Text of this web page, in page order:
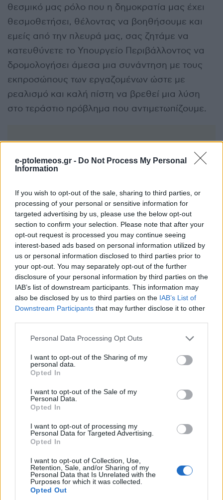
e-ptolemeos.gr - Do Not Process My Personal
Information
If you wish to opt-out of the sale, sharing to third parties, or
processing of your personal or sensitive information for
targeted advertising by us, please use the below opt-out
section to confirm your selection. Please note that after your
opt-out request is processed you may continue seeing
interest-based ads based on personal information utilized by
us or personal information disclosed to third parties prior to
your opt-out. You may separately opt-out of the further
disclosure of your personal information by third parties on the
IAB’s list of downstream participants. This information may
also be disclosed by us to third parties on the IAB’s List of
Downstream Participants that may further disclose it to other
Please note that this website/app uses one or more Google
not limited to your visit or usage behaviour. You may click to
grant or deny consent to Google and its third-party tags to
use your data for below specified purposes in below Google
consent section.
Personal Data Processing Opt Outs
I want to opt-out of the Sharing of my
personal data.
Opted In
I want to opt-out of the Sale of my
Personal Data.
Opted In
I want to opt-out of processing my
Personal Data for Targeted Advertising.
Opted In
I want to opt-out of Collection, Use,
Retention, Sale, and/or Sharing of my
Personal Data that Is Unrelated with the
Purposes for which it was collected.
Opted Out
θεσμικό μας ρόλο που η δημοκρατία μας έχει
θεσμοθετήσει, θέλοντας να βοηθήσουμε και
εμείς από την πλευρά μας, σας ζητάμε να
κατευθύνετε το Υπουργείο Περιβάλλοντος να
δρομολογήσει άμεσα μια συνάντηση με τους
εκπροσώπους των εργαζομένων ώστε με
ρεαλισμό και καλή πίστη να βρεθεί μια λύση
στο τεράστιο πρόβλημα που αντιμετωπίζουμε.